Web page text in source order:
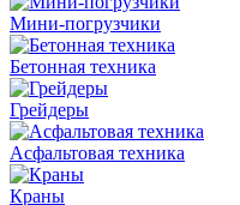
Мини-погрузчики
Бетонная техника
Грейдеры
Асфальтовая техника
Краны